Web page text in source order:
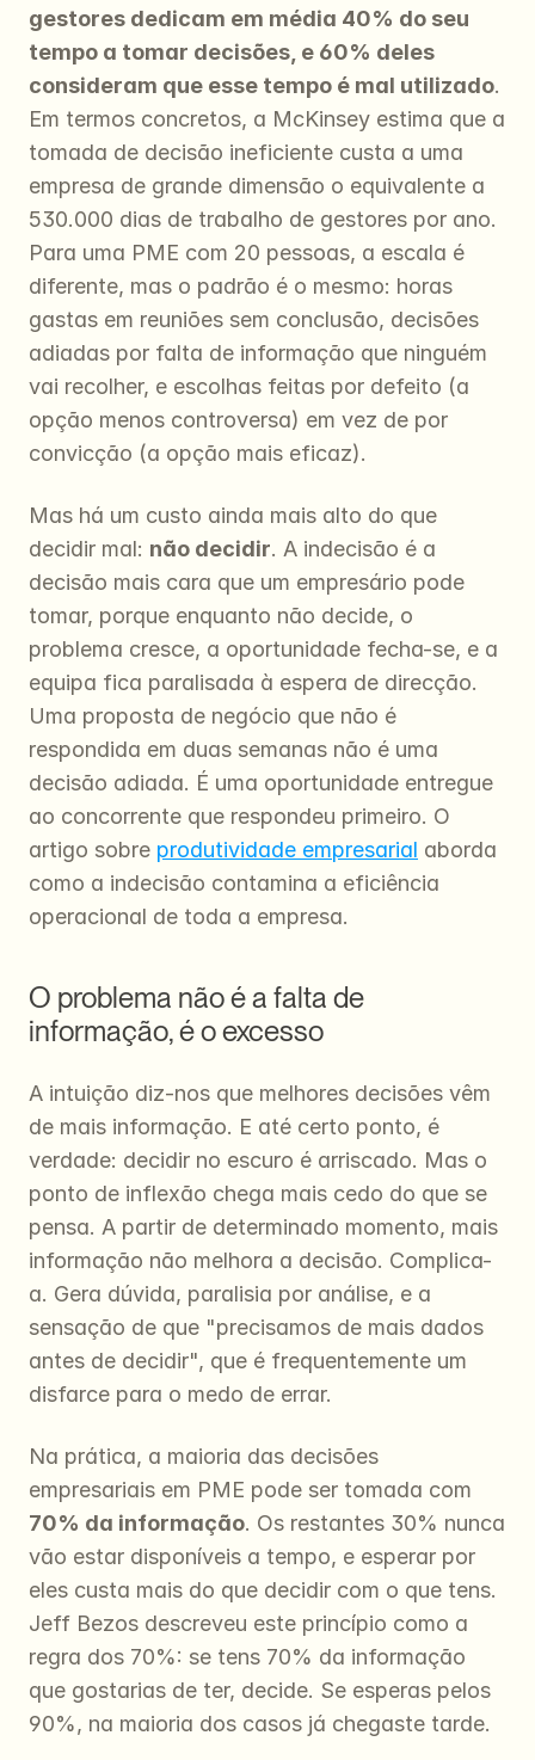
gestores dedicam em média 40% do seu
tempo a tomar decisões, e 60% deles
consideram que esse tempo é mal utilizado.
Em termos concretos, a McKinsey estima que a
tomada de decisão ineficiente custa a uma
empresa de grande dimensão o equivalente a
530.000 dias de trabalho de gestores por ano.
Para uma PME com 20 pessoas, a escala é
diferente, mas o padrão é o mesmo: horas
gastas em reuniões sem conclusão, decisões
adiadas por falta de informação que ninguém
vai recolher, e escolhas feitas por defeito (a
opção menos controversa) em vez de por
convicção (a opção mais eficaz).
Mas há um custo ainda mais alto do que
decidir mal: não decidir. A indecisão é a
decisão mais cara que um empresário pode
tomar, porque enquanto não decide, o
problema cresce, a oportunidade fecha-se, e a
equipa fica paralisada à espera de direcção.
Uma proposta de negócio que não é
respondida em duas semanas não é uma
decisão adiada. É uma oportunidade entregue
ao concorrente que respondeu primeiro. O
artigo sobre produtividade empresarial aborda
como a indecisão contamina a eficiência
operacional de toda a empresa.
O problema não é a falta de
informação, é o excesso
A intuição diz-nos que melhores decisões vêm
de mais informação. E até certo ponto, é
verdade: decidir no escuro é arriscado. Mas o
ponto de inflexão chega mais cedo do que se
pensa. A partir de determinado momento, mais
informação não melhora a decisão. Complica-
a. Gera dúvida, paralisia por análise, e a
sensação de que "precisamos de mais dados
antes de decidir", que é frequentemente um
disfarce para o medo de errar.
Na prática, a maioria das decisões
70% da informação. Os restantes 30% nunca
vão estar disponíveis a tempo, e esperar por
eles custa mais do que decidir com o que tens.
Jeff Bezos descreveu este princípio como a
regra dos 70%: se tens 70% da informação
que gostarias de ter, decide. Se esperas pelos
90%, na maioria dos casos já chegaste tarde.